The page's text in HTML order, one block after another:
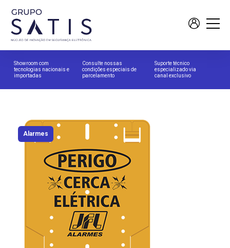
Showroom com
tecnologias nacionais e
importadas
Consulte nossas
condições especiais de
parcelamento
Suporte técnico
especializado via
canal exclusivo
Alarmes